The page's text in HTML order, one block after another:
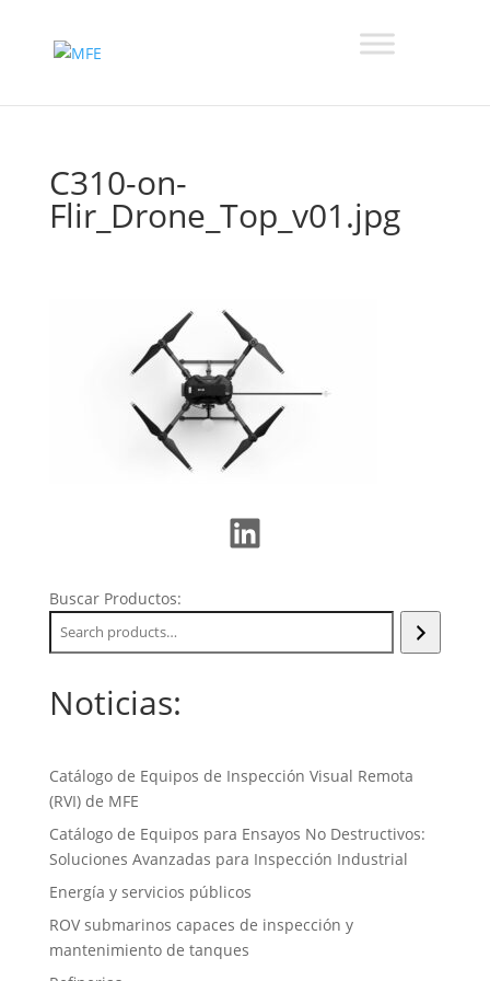
C310-on-
Flir_Drone_Top_v01.jpg
LinkedIn
Buscar Productos:
Noticias:
Catálogo de Equipos de Inspección Visual Remota
(RVI) de MFE
Catálogo de Equipos para Ensayos No Destructivos:
Soluciones Avanzadas para Inspección Industrial
Energía y servicios públicos
ROV submarinos capaces de inspección y
mantenimiento de tanques